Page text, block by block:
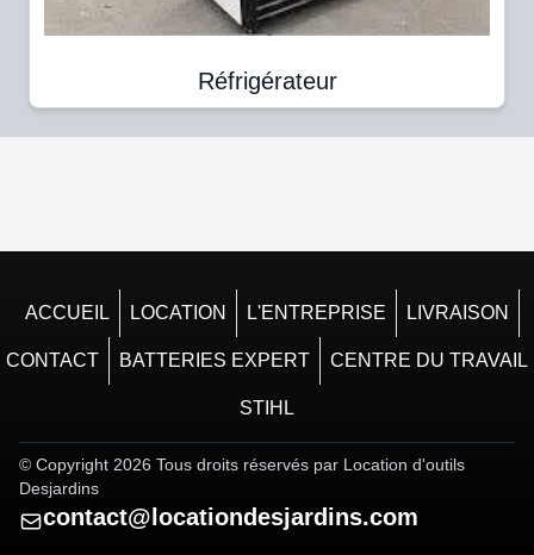
Réfrigérateur
ACCUEIL LOCATION L'ENTREPRISE LIVRAISON
CONTACT BATTERIES EXPERT CENTRE DU TRAVAIL
STIHL
© Copyright 2026 Tous droits réservés par Location d'outils
Desjardins
contact@locationdesjardins.com